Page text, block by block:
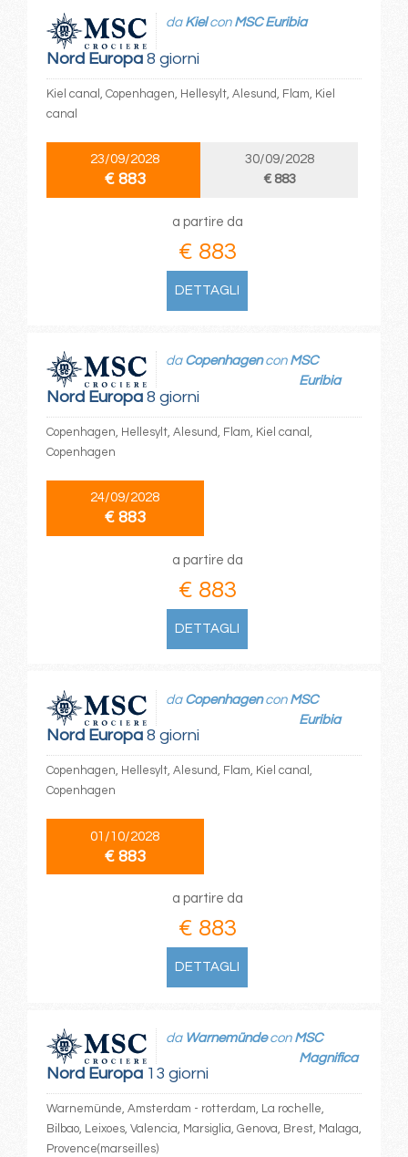
Nord Europa8 giorni
da Kielcon MSC Euribia
Kiel canal, Copenhagen, Hellesylt, Alesund, Flam, Kiel
canal
23/09/2028
€ 883
30/09/2028
€ 883
a partire da
€ 883
DETTAGLI
Nord Europa8 giorni
da Copenhagencon MSC
Euribia
Copenhagen, Hellesylt, Alesund, Flam, Kiel canal,
Copenhagen
24/09/2028
€ 883
a partire da
€ 883
DETTAGLI
Nord Europa8 giorni
da Copenhagencon MSC
Euribia
Copenhagen, Hellesylt, Alesund, Flam, Kiel canal,
Copenhagen
01/10/2028
€ 883
a partire da
€ 883
DETTAGLI
Nord Europa13 giorni
da Warnemündecon MSC
Magnifica
Warnemünde, Amsterdam - rotterdam, La rochelle,
Bilbao, Leixoes, Valencia, Marsiglia, Genova, Brest, Malaga,
Provence(marseilles)